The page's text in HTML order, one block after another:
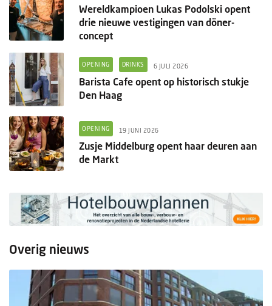
Wereldkampioen Lukas Podolski opent
drie nieuwe vestigingen van döner-
concept
OPENING DRINKS 6 JULI 2026
Barista Cafe opent op historisch stukje
Den Haag
OPENING 19 JUNI 2026
Zusje Middelburg opent haar deuren aan
de Markt
Overig nieuws